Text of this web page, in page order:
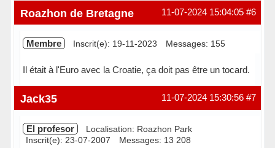
Hors ligne #6
11-07-2024 15:04:05
Roazhon de Bretagne
Membre Inscrit(e): 19-11-2023 Messages: 155
Il était à l'Euro avec la Croatie, ça doit pas être un tocard.
Hors ligne #7
11-07-2024 15:30:56
Jack35
El profesor
Localisation: Roazhon Park
Inscrit(e): 23-07-2007
Messages: 13 208